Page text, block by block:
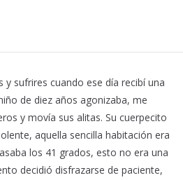
sufrires cuando ese día recibí una
de diez años agonizaba, me
y movía sus alitas. Su cuerpecito
aquella sencilla habitación era
los 41 grados, esto no era una
decidió disfrazarse de paciente,